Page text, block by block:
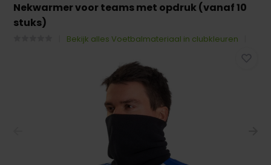
Nekwarmer voor teams met opdruk (vanaf 10
stuks)
Bekijk alles Voetbalmateriaal in clubkleuren